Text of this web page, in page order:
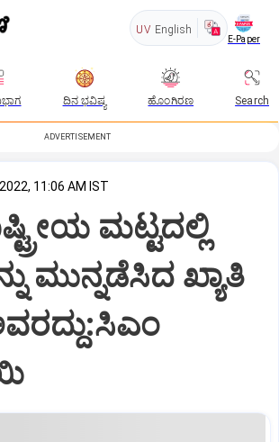
UV English
E-Paper
ದಿನ ಭವಿಷ್ಯ ಹೊಂಗಿರಣ Search
ADVERTISEMENT
11:06 AM IST
ಮಟ್ಟದಲ್ಲಿ
ಮುನ್ನಡೆಸಿದ ಖ್ಯಾತಿ